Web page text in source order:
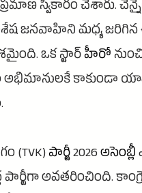
స్వీకారం చేశారు.
జనవాహిని మధ్య జరిగిన
ఒక స్టార్హీరో
అభిమానులకే కాకుండా
(TVK)పార్టీ2026అసెంబ్లీ
పార్టీగా అవతరించింది.